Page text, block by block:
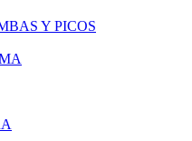
Y PICOS